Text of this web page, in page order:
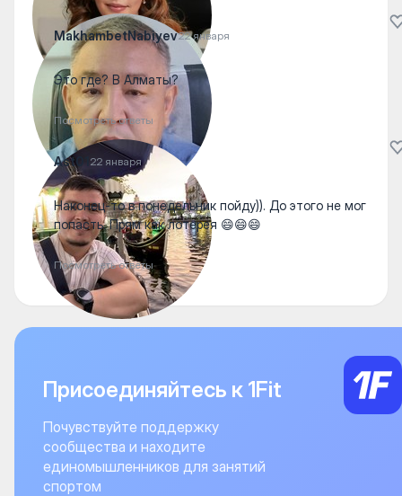
MakhambetNabiyev22 января
Это где? В Алматы?
Посмотреть ответы
Ast01 22 января
Наконец-то в понедельник пойду)). До этого не мог
попасть. Прям как лотерея 😄😄😄
Посмотреть ответы
Присоединяйтесь к 1Fit
Почувствуйте поддержку
сообщества и находите
единомышленников для занятий
спортом